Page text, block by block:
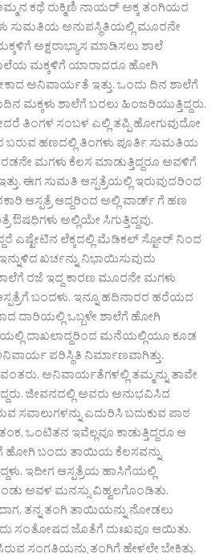
ಕಥೆ ರುಕ್ಮಿಣಿ ನಾಯರ್ ಅಕ್ಕ ತಂಗಿಯರ
ಸುಮತಿಯ ಅನುಪಸ್ಥಿತಿಯಲ್ಲಿ ಮೂರನೇ
ಅಕ್ಷರಾಭ್ಯಾಸ ಮಾಡಿಸಲು ಶಾಲೆ
ಮಕ್ಕಳಿಗೆ ಯಾರಾದರೂ ಹೋಗಿ
ಅನಿವಾರ್ಯತೆ ಇತ್ತು. ಒಂದು ದಿನ ಶಾಲೆಗೆ
ಮಕ್ಕಳು ಶಾಲೆಗೆ ಬರಲು ಹಿಂಜರಿಯುತ್ತಿದ್ದರು.
ತಿಂಗಳ ಸಂಬಳ ಎಲ್ಲಿ ತಪ್ಪಿ ಹೋಗುವುದೋ
ಹಣದಲ್ಲಿ ತಿಂಗಳು ಪೂರ್ತಿ ಸುಮತಿಯ
ಮಗಳು ಕೆಲಸ ಮಾಡುತ್ತಿದ್ದರೂ ಅವಳಿಗೆ
ಈಗ ಸುಮತಿ ಆಸ್ಪತ್ರೆಯಲ್ಲಿ ಇರುವುದರಿಂದ
ಆಸ್ಪತ್ರೆ ಆದ್ದರಿಂದ ಅಲ್ಲಿ ವಾರ್ಡ್ ಗೆ ಹಣ
ಔಷಧಿಗಳು ಅಲ್ಲಿಯೇ ಸಿಗುತ್ತಿದ್ದವು.
ಎಷ್ಟೇಟಿನ ಲೆಕ್ಕದಲ್ಲಿ ಮೆಡಿಕಲ್ ಸ್ಟೋರ್ ನಿಂದ
ಖರ್ಚನ್ನು ನಿಭಾಯಿಸುವುದು
ಶಾಲೆಗೆ ರಜೆ ಇದ್ದ ಕಾರಣ ಮೂರನೇ ಮಗಳು
ಬಂದಳು. ಇನ್ನೂ ಹದಿನಾರರ ಹರೆಯದ
ದಾರಿಯಲ್ಲಿ ಒಬ್ಬಳೇ ಶಾಲೆಗೆ ಹೋಗಿ
ದಾಖಲಾದ್ದರಿಂದ ಮನೆಯಲ್ಲಿಯೂ ಕೂಡ
ಪರಿಸ್ಥಿತಿ ನಿರ್ಮಾಣವಾಗಿತ್ತು.
ಅನಿವಾರ್ಯತೆಗಳಲ್ಲಿ ತಮ್ಮನ್ನು ತಾವೇ
ಜೀವನದಲ್ಲಿ ಅವರು ಅನುಭವಿಸಿದ
ಸವಾಲುಗಳನ್ನು ಎದುರಿಸಿ ಬದುಕುವ ಪಾಠ
ಒಂಟಿತನ ಇವೆಲ್ಲವೂ ಕಾಡುತ್ತಿದ್ದರೂ ಆ
ಹೋಗಿ ಬಂದು ತಾಯಿಯ ಕೆಲಸವನ್ನು
ಇದೀಗ ಆಸ್ಪತ್ರೆಯ ಹಾಸಿಗೆಯಲ್ಲಿ
ಅವಳ ಮನಸ್ಸು ವಿಹ್ವಲಗೊಂಡಿತು.
ತನ್ನ ತಂಗಿ ತಾಯಿಯನ್ನು ನೋಡಲು
ಸಂತೋಷದ ಜೊತೆಗೆ ದುಃಖವೂ ಆಯಿತು.